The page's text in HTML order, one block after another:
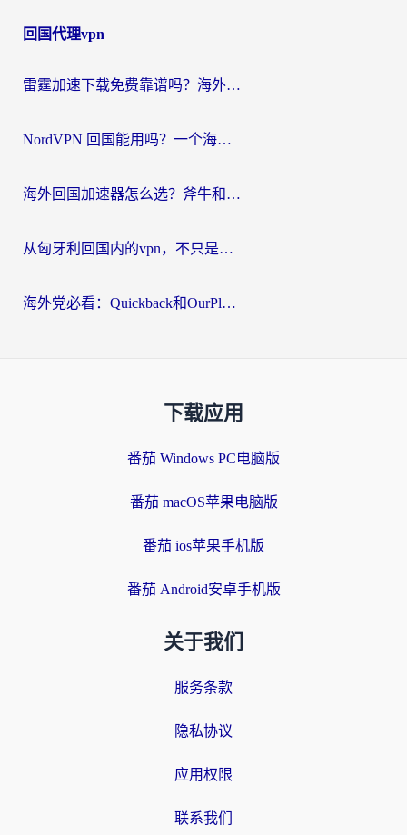
回国代理vpn
雷霆加速下载免费靠谱吗？海外党选回国加速器的避坑指南（附热门工具对比）
NordVPN 回国能用吗？一个海外用户必须面对的真实困境
海外回国加速器怎么选？斧牛和海龟哪个好？一篇帮你避开坑的实用指南
从匈牙利回国内的vpn，不只是为了刷剧那么简单
海外党必看：Quickback和OurPlay好用吗？3分钟选对回国加速器，无缝刷剧玩游戏
下载应用
番茄 Windows PC电脑版
番茄 macOS苹果电脑版
番茄 ios苹果手机版
番茄 Android安卓手机版
关于我们
服务条款
隐私协议
应用权限
联系我们